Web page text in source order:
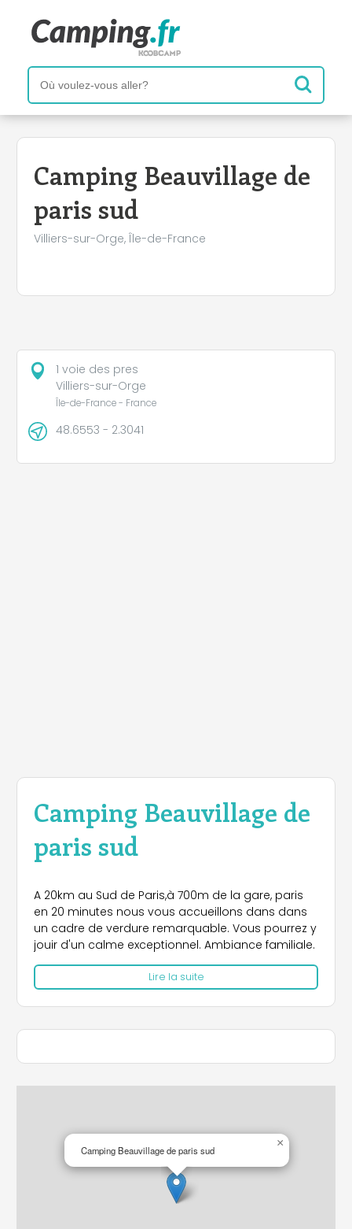
Camping Beauvillage de
paris sud
Villiers-sur-Orge, Île-de-France
Camping Beauvillage de
paris sud
A 20km au Sud de Paris,à 700m de la gare, paris
en 20 minutes nous vous accueillons dans dans
un cadre de verdure remarquable. Vous pourrez y
jouir d'un calme exceptionnel. Ambiance familiale.
Lire la suite
Camping Beauvillage de paris sud
×
+
−
1 voie des pres
Villiers-sur-Orge
Île-de-France - France
48.6553 - 2.3041